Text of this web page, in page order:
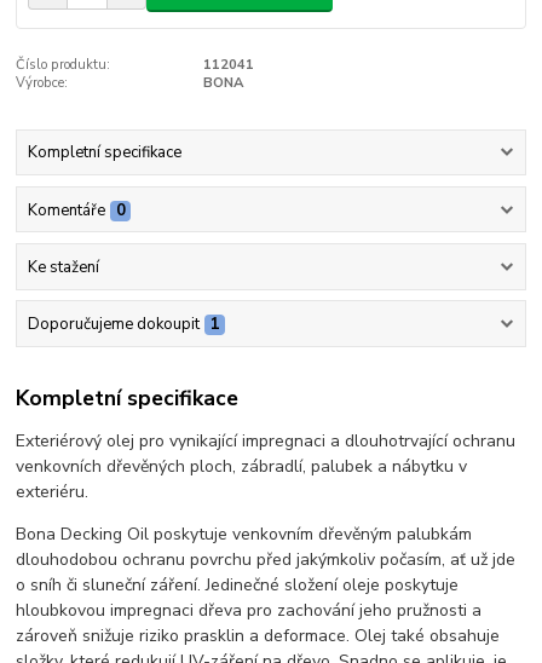
Číslo produktu:
112041
Výrobce:
BONA
Kompletní specifikace
Komentáře 0
Ke stažení
Doporučujeme dokoupit 1
Kompletní specifikace
Exteriérový olej pro vynikající impregnaci a dlouhotrvající ochranu
venkovních dřevěných ploch, zábradlí, palubek a nábytku v
exteriéru.
Bona Decking Oil poskytuje venkovním dřevěným palubkám
dlouhodobou ochranu povrchu před jakýmkoliv počasím, ať už jde
o sníh či sluneční záření. Jedinečné složení oleje poskytuje
hloubkovou impregnaci dřeva pro zachování jeho pružnosti a
zároveň snižuje riziko prasklin a deformace. Olej také obsahuje